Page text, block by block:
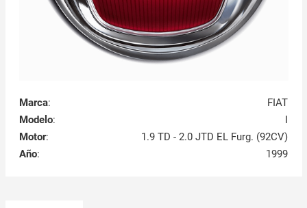
Marca:
FIAT
Modelo:
I
Motor:
1.9 TD - 2.0 JTD EL Furg. (92CV)
Año: 1999